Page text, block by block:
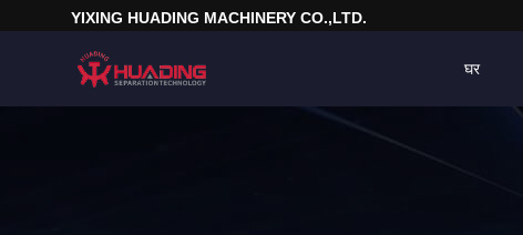
YIXING HUADING MACHINERY CO.,LTD.
घर